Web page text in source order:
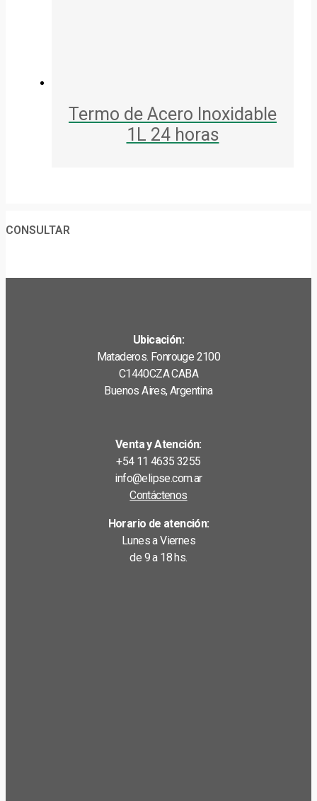
Termo de Acero Inoxidable
1L 24 horas
CONSULTAR
Ubicación:
Mataderos. Fonrouge 2100
C1440CZA CABA
Buenos Aires, Argentina
Venta y Atención:
+54 11 4635 3255
info@elipse.com.ar
Contáctenos
Horario de atención:
Lunes a Viernes
de 9 a 18 hs.